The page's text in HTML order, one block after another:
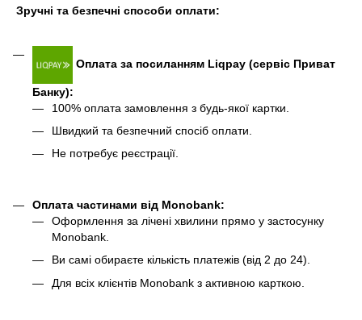
Зручні та безпечні способи оплати:
Оплата за посиланням Liqpay (сервіс Приват
Банку):
100% оплата замовлення з будь-якої картки.
Швидкий та безпечний спосіб оплати.
Не потребує реєстрації.
Оплата частинами від Monobank:
Оформлення за лічені хвилини прямо у застосунку
Monobank.
Ви самі обираєте кількість платежів (від 2 до 24).
Для всіх клієнтів Monobank з активною карткою.